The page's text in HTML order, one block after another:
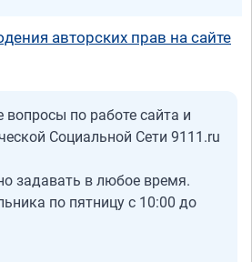
авторских прав на сайте
по работе сайта и
Социальной Сети 9111.ru
задавать в любое время.
по пятницу с 10:00 до